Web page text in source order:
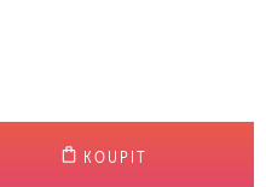
KOUPIT